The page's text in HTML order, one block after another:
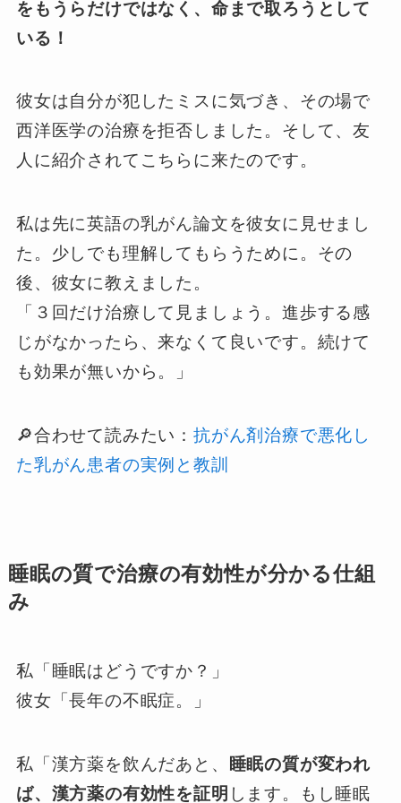
をもうらだけではなく、命まで取ろうとして
いる！
彼女は自分が犯したミスに気づき、その場で
西洋医学の治療を拒否しました。そして、友
人に紹介されてこちらに来たのです。
私は先に英語の乳がん論文を彼女に見せまし
た。少しでも理解してもらうために。その
後、彼女に教えました。
「３回だけ治療して見ましょう。進歩する感
じがなかったら、来なくて良いです。続けて
も効果が無いから。」
🔎合わせて読みたい： 抗がん剤治療で悪化し
た乳がん患者の実例と教訓
睡眠の質で治療の有効性が分かる仕組
み
私「睡眠はどうですか？」
彼女「長年の不眠症。」
私「漢方薬を飲んだあと、
睡眠の質が変われ
ば、漢方薬の有効性を証明 します。もし睡眠